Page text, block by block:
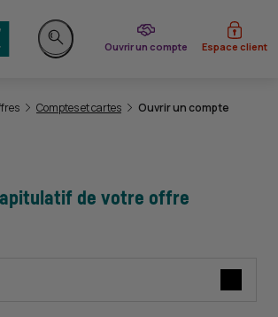
Rechercher sur le site
Ouvrir un compte
du CIC Espace client
Comptes et cartes Ouvrir un compte
de votre offre